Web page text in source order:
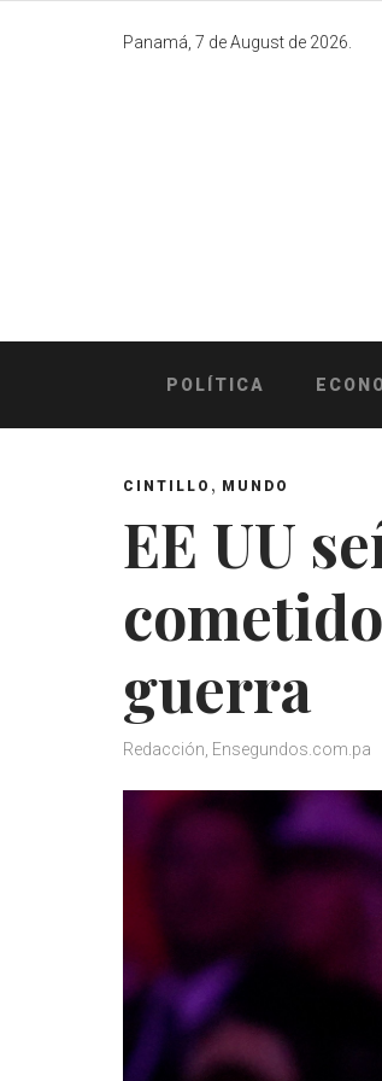
Panamá, 7 de August de 2026.
POLÍTICA
CINTILLO , MUNDO
EE UU
guerra
Redacción, Ensegundos.com.pa